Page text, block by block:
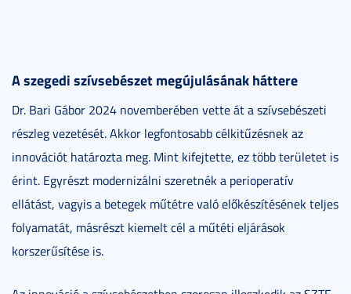
A szegedi szívsebészet megújulásának háttere
Dr. Bari Gábor 2024 novemberében vette át a szívsebészeti
részleg vezetését. Akkor legfontosabb célkitűzésnek az
innovációt határozta meg. Mint kifejtette, ez több területet is
érint. Egyrészt modernizálni szeretnék a perioperatív
ellátást, vagyis a betegek műtétre való előkészítésének teljes
folyamatát, másrészt kiemelt cél a műtéti eljárások
korszerűsítése is.